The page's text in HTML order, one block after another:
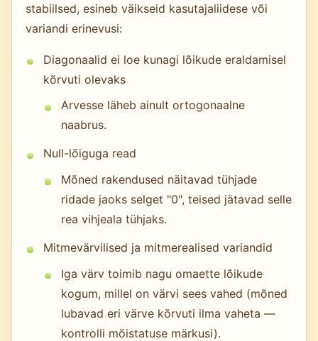
stabiilsed, esineb väikseid kasutajaliidese või
variandi erinevusi:
Diagonaalid ei loe kunagi lõikude eraldamisel
kõrvuti olevaks
Arvesse läheb ainult ortogonaalne
naabrus.
Null-lõiguga read
Mõned rakendused näitavad tühjade
ridade jaoks selget "0", teised jätavad selle
rea vihjeala tühjaks.
Mitmevärvilised ja mitmerealised variandid
Iga värv toimib nagu omaette lõikude
kogum, millel on värvi sees vahed (mõned
lubavad eri värve kõrvuti ilma vaheta —
kontrolli mõistatuse märkusi).